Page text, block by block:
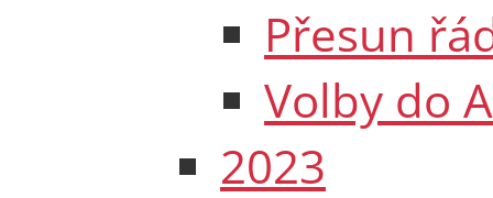
Přesun
Volby do
2023